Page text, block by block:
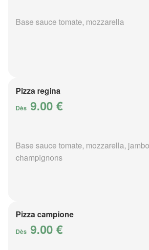
Base sauce tomate, mozzarella
Pizza regina
Dès 9.00 €
Base sauce tomate, mozzarella,
champignons
Pizza campione
Dès 9.00 €